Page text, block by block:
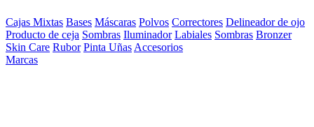
Cajas Mixtas Bases Máscaras Polvos Correctores Delineador de ojo
Producto de ceja Sombras Iluminador Labiales Sombras Bronzer
Skin Care Rubor Pinta Uñas Accesorios
Marcas